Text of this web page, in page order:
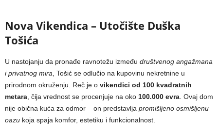
Nova Vikendica – Utočište Duška
Tošića
U nastojanju da pronađe ravnotežu između društvenog angažmana
i privatnog mira , Tošić se odlučio na kupovinu nekretnine u
prirodnom okruženju. Reč je o vikendici od 100 kvadratnih
metara , čija vrednost se procenjuje na oko 100.000 evra . Ovaj dom
nije obična kuća za odmor – on predstavlja promišljeno osmišljenu
oazu koja spaja komfor, estetiku i funkcionalnost.